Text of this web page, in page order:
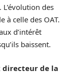
des
à celle des OAT.
d’intérêt
baissent.
directeur de la